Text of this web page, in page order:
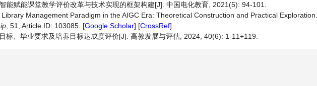
能赋能课堂教学评价改革与技术实现的框架构建[J]. 中国电化教育, 2021(5): 94-101.
Management Paradigm in the AIGC Era: Theoretical Construction and Practical Exploration.
, 51, Article ID: 103085. [Google Scholar] [CrossRef]
标、毕业要求及培养目标达成度评价[J]. 高教发展与评估, 2024, 40(6): 1-11+119.